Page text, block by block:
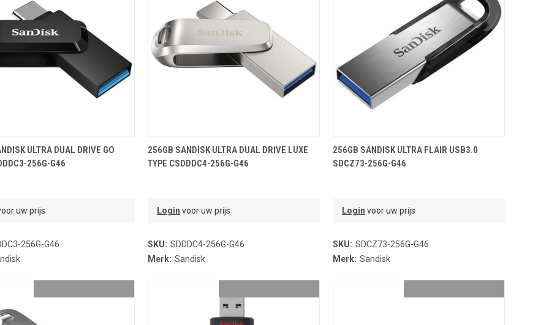
AAN WINKELMANDJE
ULTRA DUAL DRIVE GO
256G-G46
uw prijs
256G-G46
TOEVOEGEN AAN WINKELMANDJE
256GB SANDISK ULTRA DUAL DRIVE LUXE
TYPE CSDDDC4-256G-G46
Login voor uw prijs
SKU: SDDDC4-256G-G46
Merk: Sandisk
TOEVOEGEN AAN WINKELMANDJE
256GB SANDISK ULTRA FLAIR USB3.0
SDCZ73-256G-G46
Login voor uw prijs
SKU: SDCZ73-256G-G46
Merk: Sandisk